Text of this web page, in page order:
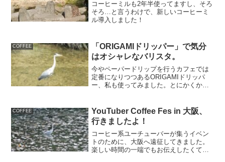
コーヒーミルも2年半使ってますし、そろ
そろ…と言うわけで、新しいコーヒーミ
ル導入しました！
COFFEE
「ORIGAMIドリッパー」で気分
はオシャレなバリスタ。
今やペーパードリップを行うカフェでは
定番になりつつあるORIGAMIドリッパ
ー、私も使ってみました。とにかくかっ
COFFEE
YouTuber Coffee Fes in 大阪、
行きましたよ！
コーヒー系ユーチューバーが集うイベン
トのために、大阪へ遠征してきました。
楽しい時間の一端でもお伝えしたくて書